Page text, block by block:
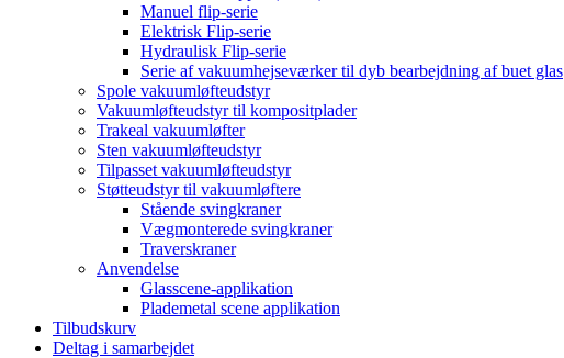
Manuel flip-serie
Elektrisk Flip-serie
Hydraulisk Flip-serie
Serie af vakuumhejseværker til dyb bearbejdning af buet glas
Spole vakuumløfteudstyr
Vakuumløfteudstyr til kompositplader
Trakeal vakuumløfter
Sten vakuumløfteudstyr
Tilpasset vakuumløfteudstyr
Støtteudstyr til vakuumløftere
Stående svingkraner
Vægmonterede svingkraner
Traverskraner
Anvendelse
Glasscene-applikation
Plademetal scene applikation
Tilbudskurv
Deltag i samarbejdet